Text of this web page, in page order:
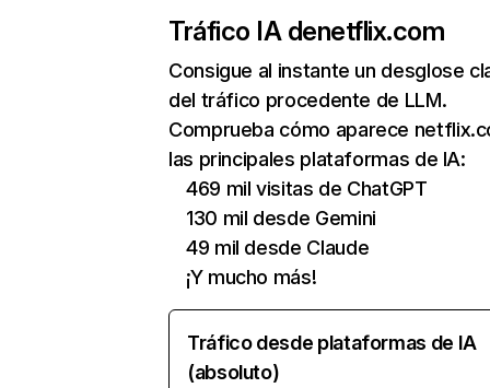
Tráfico IA denetflix.com
Consigue al instante un desglose
del tráfico procedente de LLM.
Comprueba cómo aparece
las principales plataformas de IA:
469 mil visitas de ChatGPT
130 mil desde Gemini
49 mil desde Claude
¡Y mucho más!
Tráfico desde plataformas de IA
(absoluto)